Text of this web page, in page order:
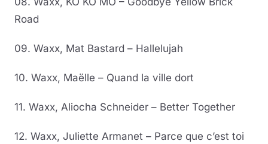
Road
09. Waxx, Mat Bastard – Hallelujah
10. Waxx, Maëlle – Quand la ville dort
11. Waxx, Aliocha Schneider – Better Together
12. Waxx, Juliette Armanet – Parce que c’est toi